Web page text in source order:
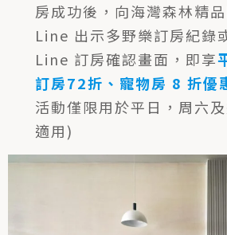
房成功後，向海灣森林精
Line 出示多野樂訂房紀錄
Line 訂房確認畫面，即享
訂房72折、寵物房 8 折優
活動僅限用於平日，周六
適用)